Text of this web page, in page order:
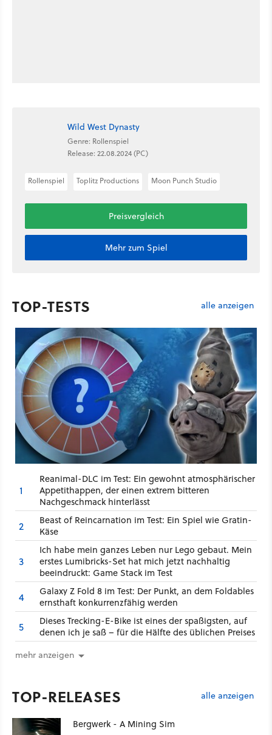
Wild West Dynasty
Genre: Rollenspiel
Release: 22.08.2024 (PC)
Rollenspiel Toplitz Productions Moon Punch Studio
Preisvergleich
Mehr zum Spiel
TOP-TESTS alle anzeigen
1
Reanimal-DLC im Test: Ein gewohnt atmosphärischer
Appetithappen, der einen extrem bitteren
Nachgeschmack hinterlässt
2
Beast of Reincarnation im Test: Ein Spiel wie Gratin-
Käse
3
Ich habe mein ganzes Leben nur Lego gebaut. Mein
erstes Lumibricks-Set hat mich jetzt nachhaltig
beeindruckt: Game Stack im Test
4
Galaxy Z Fold 8 im Test: Der Punkt, an dem Foldables
ernsthaft konkurrenzfähig werden
5
Dieses Trecking-E-Bike ist eines der spaßigsten, auf
denen ich je saß – für die Hälfte des üblichen Preises
mehr anzeigen
TOP-RELEASES alle anzeigen
Bergwerk - A Mining Sim